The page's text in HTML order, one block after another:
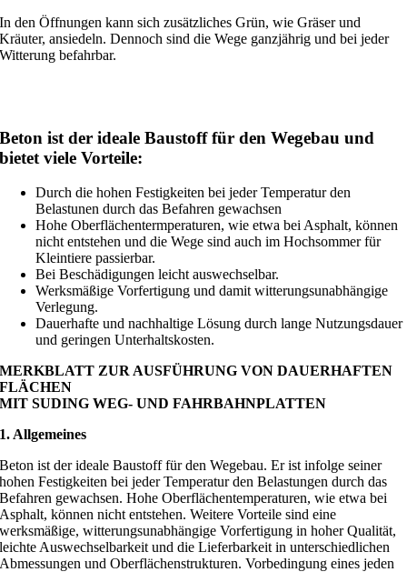
In den Öffnungen kann sich zusätzliches Grün, wie Gräser und
Kräuter, ansiedeln. Dennoch sind die Wege ganzjährig und bei jeder
Witterung befahrbar.
Beton ist der ideale Baustoff für den Wegebau und
bietet viele Vorteile:
Durch die hohen Festigkeiten bei jeder Temperatur den
Belastunen durch das Befahren gewachsen
Hohe Oberflächentermperaturen, wie etwa bei Asphalt, können
nicht entstehen und die Wege sind auch im Hochsommer für
Kleintiere passierbar.
Bei Beschädigungen leicht auswechselbar.
Werksmäßige Vorfertigung und damit witterungsunabhängige
Verlegung.
Dauerhafte und nachhaltige Lösung durch lange Nutzungsdauer
und geringen Unterhaltskosten.
MERKBLATT ZUR AUSFÜHRUNG VON DAUERHAFTEN
FLÄCHEN
MIT SUDING WEG- UND FAHRBAHNPLATTEN
1. Allgemeines
Beton ist der ideale Baustoff für den Wegebau. Er ist infolge seiner
hohen Festigkeiten bei jeder Temperatur den Belastungen durch das
Befahren gewachsen. Hohe Oberflächentemperaturen, wie etwa bei
Asphalt, können nicht entstehen. Weitere Vorteile sind eine
werksmäßige, witterungsunabhängige Vorfertigung in hoher Qualität,
leichte Auswechselbarkeit und die Lieferbarkeit in unterschiedlichen
Abmessungen und Oberflächenstrukturen. Vorbedingung eines jeden